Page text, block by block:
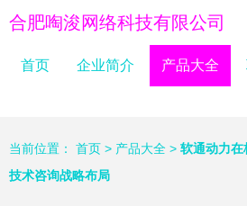
合肥啕浚网络科技有限公司
首页 企业简介 产品大全
当前位置： 首页 > 产品大全 > 软通动力在
技术咨询战略布局